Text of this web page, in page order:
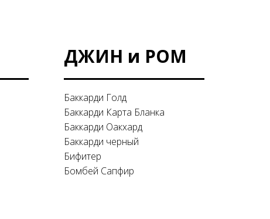
ДЖИН и РОМ
Баккарди Голд
Баккарди Карта Бланка
Баккарди Оакхард
Баккарди черный
Бифитер
Бомбей Сапфир